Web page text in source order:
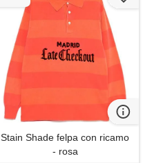
Stain Shade felpa con ricamo
- rosa